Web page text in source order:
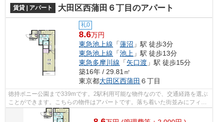
賃貸 | アパート 大田区西蒲田６丁目のアパート
礼0
8.6万円
東急池上線 「蓮沼 」駅 徒歩3分
東急池上線 「池上 」駅 徒歩13分
東急多摩川線 「矢口渡 」駅 徒歩15分
築16年 / 29.81㎡
東京都大田区西蒲田 ６丁目
徳持ポニー公園まで339mです。2駅利用可能な物件なので、交通経路を選ぶ
ことができます。こちらの物件はアパートです。落ち着いた街並みにフィッ
トする外観タイルのアパート。できるだ...